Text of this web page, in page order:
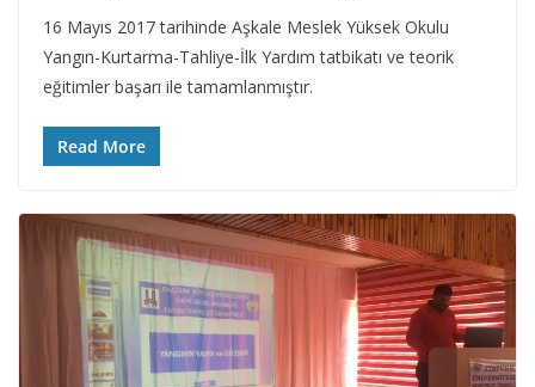
16 Mayıs 2017 tarihinde Aşkale Meslek Yüksek Okulu
Yangın-Kurtarma-Tahliye-İlk Yardım tatbikatı ve teorik
eğitimler başarı ile tamamlanmıştır.
Read More